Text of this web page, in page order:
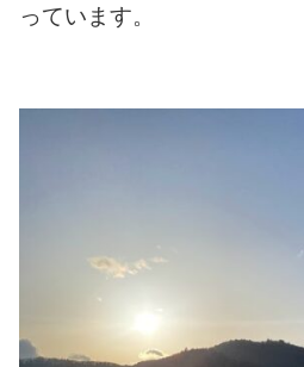
っています。